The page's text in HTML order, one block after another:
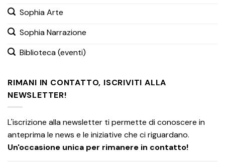
Sophia Arte
Sophia Narrazione
Biblioteca (eventi)
RIMANI IN CONTATTO, ISCRIVITI ALLA
NEWSLETTER!
L'iscrizione alla newsletter ti permette di conoscere in
anteprima le news e le iniziative che ci riguardano.
Un'occasione unica per rimanere in contatto!